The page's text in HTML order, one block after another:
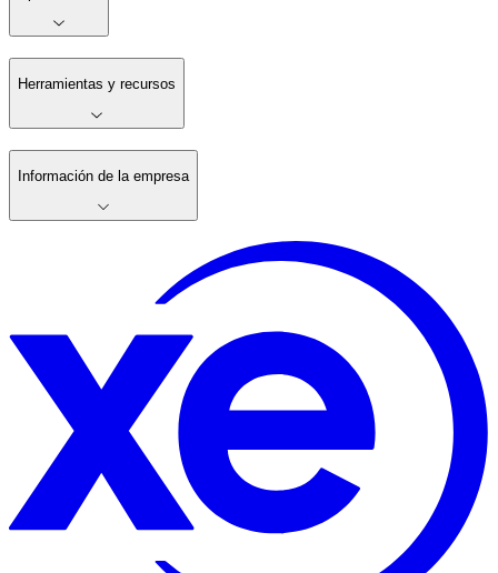
Herramientas y recursos
Información de la empresa